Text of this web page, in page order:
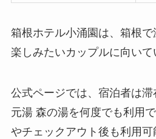
箱根ホテル小涌園は、箱根
楽しみたいカップルに向いて
公式ページでは、宿泊者は滞
元湯 森の湯を何度でも利用
やチェックアウト後も利用可